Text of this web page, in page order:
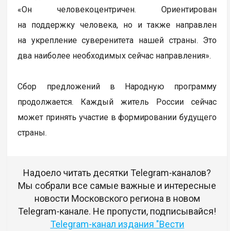
«Он человекоцентричен. Ориентирован
на поддержку человека, но и также направлен
на укрепление суверенитета нашей страны. Это
два наиболее необходимых сейчас направления».
Сбор предложений в Народную программу
продолжается. Каждый житель России сейчас
может принять участие в формировании будущего
страны.
Надоело читать десятки Telegram-каналов?
Мы собрали все самые важные и интересные
новости Московского региона в новом
Telegram-канале. Не пропусти, подписывайся!
Telegram-канал издания "Вести